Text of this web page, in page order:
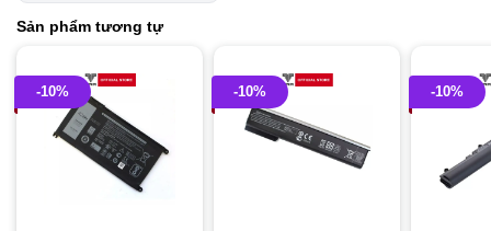
Sản phẩm tương tự
-10% -10% -10%